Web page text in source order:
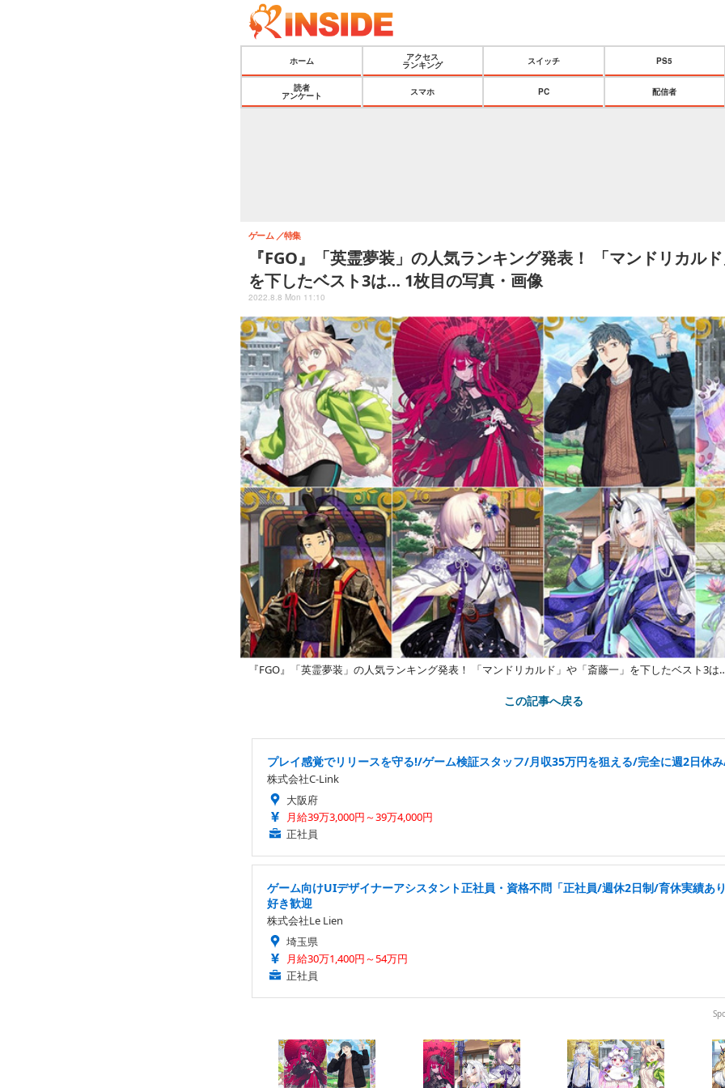
ホーム
アクセス
ランキング
スイッチ PS5
読者
アンケート
スマホ PC 配信者
『FGO』「英霊夢装」の人気ランキング発表！ 「マンドリカル
を下したベスト3は… 1枚目の写真・画像
ゲーム 特集
2022.8.8 Mon 11:10
『FGO』「英霊夢装」の人気ランキング発表！ 「マンドリカルド」や「斎藤一」を下したベスト3は
この記事へ戻る
プレイ感覚でリリースを守る!/ゲーム検証スタッフ/月収35万円を狙える/完全に週2日休
株式会社C-Link
大阪府
月給39万3,000円～39万4,000円
正社員
ゲーム向けUIデザイナーアシスタント正社員・資格不問「正社員/週休2日制/育休実績あ
好き歓迎
株式会社Le Lien
埼玉県
月給30万1,400円～54万円
正社員